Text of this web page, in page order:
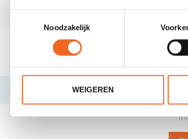
Noodzakelijk
WEIGEREN
0